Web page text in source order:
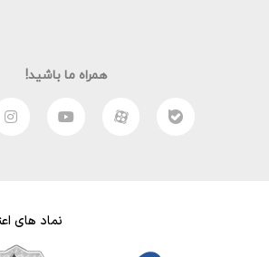
همراه ما باشید!
نماد های